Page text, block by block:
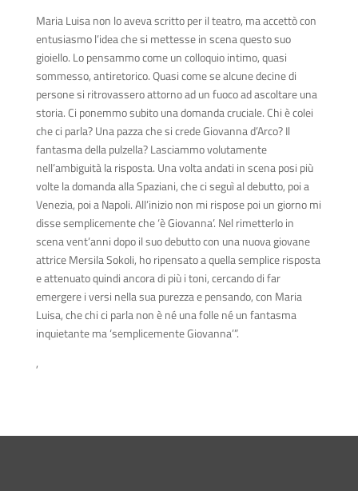
Maria Luisa non lo aveva scritto per il teatro, ma accettò con
entusiasmo l’idea che si mettesse in scena questo suo
gioiello. Lo pensammo come un colloquio intimo, quasi
sommesso, antiretorico. Quasi come se alcune decine di
persone si ritrovassero attorno ad un fuoco ad ascoltare una
storia. Ci ponemmo subito una domanda cruciale. Chi è colei
che ci parla? Una pazza che si crede Giovanna d’Arco? Il
fantasma della pulzella? Lasciammo volutamente
nell’ambiguità la risposta. Una volta andati in scena posi più
volte la domanda alla Spaziani, che ci seguì al debutto, poi a
Venezia, poi a Napoli. All’inizio non mi rispose poi un giorno mi
disse semplicemente che ‘è Giovanna’. Nel rimetterlo in
scena vent’anni dopo il suo debutto con una nuova giovane
attrice Mersila Sokoli, ho ripensato a quella semplice risposta
e attenuato quindi ancora di più i toni, cercando di far
emergere i versi nella sua purezza e pensando, con Maria
Luisa, che chi ci parla non è né una folle né un fantasma
inquietante ma ‘semplicemente Giovanna’”.
,